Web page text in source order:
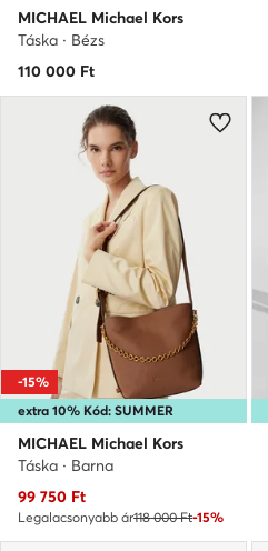
MICHAEL Michael Kors
Táska · Bézs
110 000 Ft
extra 10% Kód: SUMMER
-15%
MICHAEL Michael Kors
Táska · Barna
Aktuális ár
99 750 Ft
Legalacsonyabb ár118 000 Ft-15%